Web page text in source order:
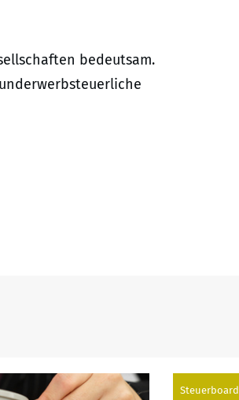
bedeutsam.
Steuerboard